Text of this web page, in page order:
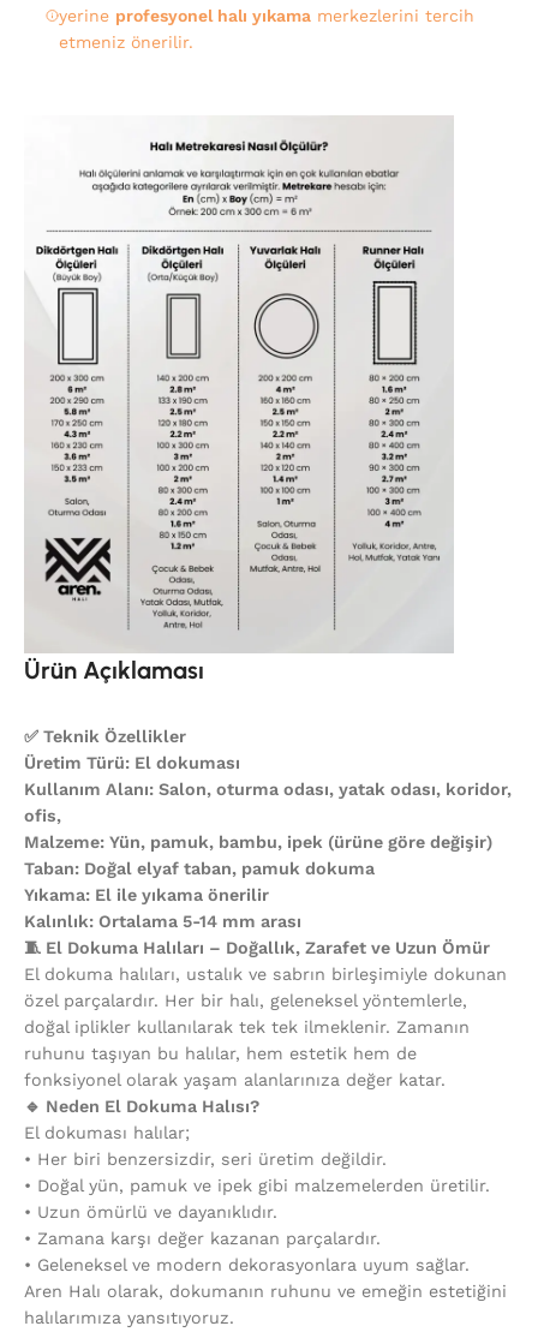
yerine profesyonel halı yıkamamerkezlerini tercih
etmeniz önerilir.
Ürün Açıklaması
✅ Teknik Özellikler
Üretim Türü: El dokuması
Kullanım Alanı: Salon, oturma odası, yatak odası, koridor,
ofis,
Malzeme: Yün, pamuk, bambu, ipek (ürüne göre değişir)
Taban: Doğal elyaf taban, pamuk dokuma
Yıkama: El ile yıkama önerilir
Kalınlık: Ortalama 5-14 mm arası
🧵 El Dokuma Halıları – Doğallık, Zarafet ve Uzun Ömür
El dokuma halıları, ustalık ve sabrın birleşimiyle dokunan
özel parçalardır. Her bir halı, geleneksel yöntemlerle,
doğal iplikler kullanılarak tek tek ilmeklenir. Zamanın
ruhunu taşıyan bu halılar, hem estetik hem de
fonksiyonel olarak yaşam alanlarınıza değer katar.
🔹 Neden El Dokuma Halısı?
El dokuması halılar;
•⁠ ⁠Her biri benzersizdir, seri üretim değildir.
•⁠ ⁠Doğal yün, pamuk ve ipek gibi malzemelerden üretilir.
•⁠ ⁠Uzun ömürlü ve dayanıklıdır.
•⁠ ⁠Zamana karşı değer kazanan parçalardır.
•⁠ ⁠Geleneksel ve modern dekorasyonlara uyum sağlar.
Aren Halı olarak, dokumanın ruhunu ve emeğin estetiğini
halılarımıza yansıtıyoruz.